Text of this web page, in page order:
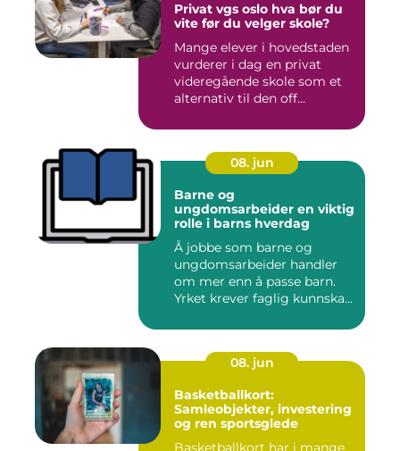
Privat vgs oslo hva bør du
vite før du velger skole?
Mange elever i hovedstaden
vurderer i dag en privat
videregående skole som et
alternativ til den off...
08. jun
Barne og
ungdomsarbeider en viktig
rolle i barns hverdag
Å jobbe som barne og
ungdomsarbeider handler
om mer enn å passe barn.
Yrket krever faglig kunnskap,
08. jun
Basketballkort:
Samleobjekter, investering
og ren sportsglede
Basketballkort har i mange